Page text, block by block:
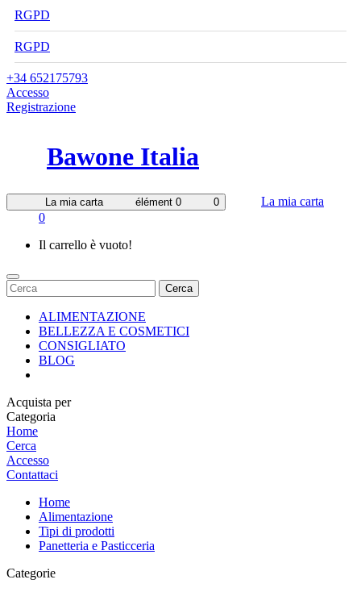
RGPD
RGPD
+34 652175793
Accesso
Registrazione
Bawone Italia
La mia carta élément 0 0
La mia carta
0
Il carrello è vuoto!
Cerca
ALIMENTAZIONE
BELLEZZA E COSMETICI
CONSIGLIATO
BLOG
Acquista per
Categoria
Home
Cerca
Accesso
Contattaci
Home
Alimentazione
Tipi di prodotti
Panetteria e Pasticceria
Categorie